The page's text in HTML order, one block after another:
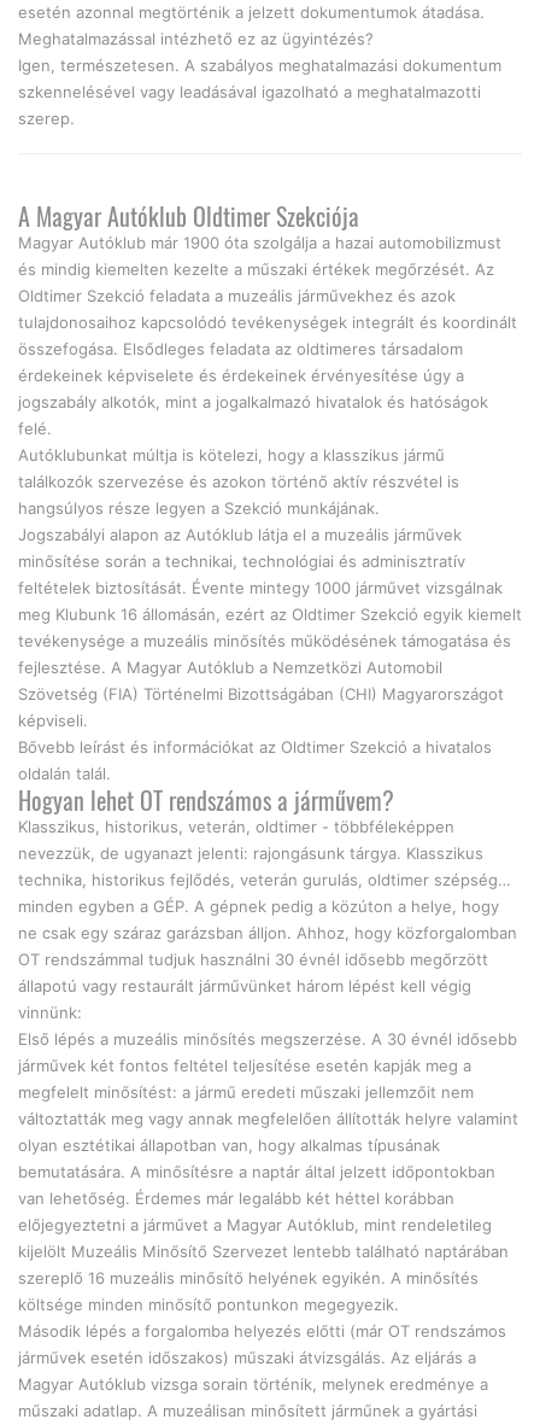
esetén azonnal megtörténik a jelzett dokumentumok átadása.
Meghatalmazással intézhető ez az ügyintézés?
Igen, természetesen. A szabályos meghatalmazási dokumentum
szkennelésével vagy leadásával igazolható a meghatalmazotti
szerep.
A Magyar Autóklub Oldtimer Szekciója
Magyar Autóklub már 1900 óta szolgálja a hazai automobilizmust
és mindig kiemelten kezelte a műszaki értékek megőrzését. Az
Oldtimer Szekció feladata a muzeális járművekhez és azok
tulajdonosaihoz kapcsolódó tevékenységek integrált és koordinált
összefogása. Elsődleges feladata az oldtimeres társadalom
érdekeinek képviselete és érdekeinek érvényesítése úgy a
jogszabály alkotók, mint a jogalkalmazó hivatalok és hatóságok
felé.
Autóklubunkat múltja is kötelezi, hogy a klasszikus jármű
találkozók szervezése és azokon történő aktív részvétel is
hangsúlyos része legyen a Szekció munkájának.
Jogszabályi alapon az Autóklub látja el a muzeális járművek
minősítése során a technikai, technológiai és adminisztratív
feltételek biztosítását. Évente mintegy 1000 járművet vizsgálnak
meg Klubunk 16 állomásán, ezért az Oldtimer Szekció egyik kiemelt
tevékenysége a muzeális minősítés működésének támogatása és
fejlesztése. A Magyar Autóklub a Nemzetközi Automobil
Szövetség (FIA) Történelmi Bizottságában (CHI) Magyarországot
képviseli.
Bővebb leírást és információkat az Oldtimer Szekció a hivatalos
oldalán talál.
Hogyan lehet OT rendszámos a járművem?
Klasszikus, historikus, veterán, oldtimer - többféleképpen
nevezzük, de ugyanazt jelenti: rajongásunk tárgya. Klasszikus
technika, historikus fejlődés, veterán gurulás, oldtimer szépség…
minden egyben a GÉP. A gépnek pedig a közúton a helye, hogy
ne csak egy száraz garázsban álljon. Ahhoz, hogy közforgalomban
OT rendszámmal tudjuk használni 30 évnél idősebb megőrzött
állapotú vagy restaurált járművünket három lépést kell végig
vinnünk:
Első lépés a muzeális minősítés megszerzése. A 30 évnél idősebb
járművek két fontos feltétel teljesítése esetén kapják meg a
megfelelt minősítést: a jármű eredeti műszaki jellemzőit nem
változtatták meg vagy annak megfelelően állították helyre valamint
olyan esztétikai állapotban van, hogy alkalmas típusának
bemutatására. A minősítésre a naptár által jelzett időpontokban
van lehetőség. Érdemes már legalább két héttel korábban
előjegyeztetni a járművet a Magyar Autóklub, mint rendeletileg
kijelölt Muzeális Minősítő Szervezet lentebb található naptárában
szereplő 16 muzeális minősítő helyének egyikén. A minősítés
költsége minden minősítő pontunkon megegyezik.
Második lépés a forgalomba helyezés előtti (már OT rendszámos
járművek esetén időszakos) műszaki átvizsgálás. Az eljárás a
Magyar Autóklub vizsga sorain történik, melynek eredménye a
műszaki adatlap. A muzeálisan minősített járműnek a gyártási